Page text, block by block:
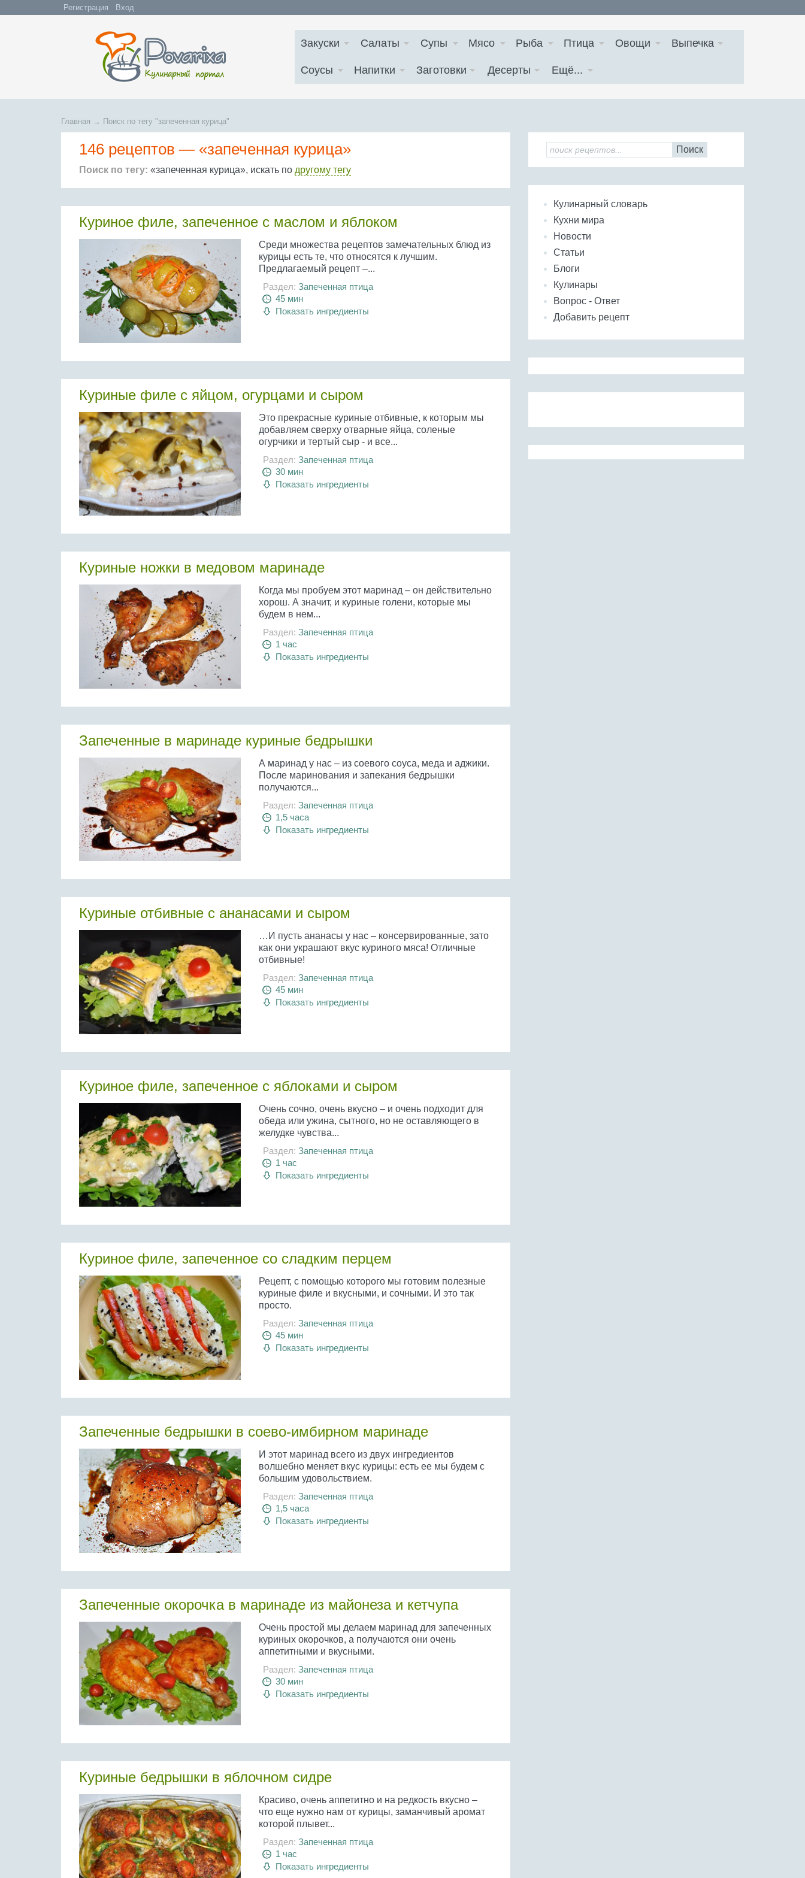
Регистрация Вход
Закуски Салаты Супы Мясо Рыба Птица Овощи Выпечка
Соусы Напитки Заготовки Десерты Ещё...
Главная → Поиск по тегу "запеченная курица"
146 рецептов — «запеченная курица»
Поиск по тегу: «запеченная курица», искать по другому тегу
Куриное филе, запеченное с маслом и яблоком
Среди множества рецептов замечательных блюд из
курицы есть те, что относятся к лучшим.
Предлагаемый рецепт –...
Раздел: Запеченная птица
45 мин
Показать ингредиенты
Куриные филе с яйцом, огурцами и сыром
Это прекрасные куриные отбивные, к которым мы
добавляем сверху отварные яйца, соленые
огурчики и тертый сыр - и все...
Раздел: Запеченная птица
30 мин
Показать ингредиенты
Куриные ножки в медовом маринаде
Когда мы пробуем этот маринад – он действительно
хорош. А значит, и куриные голени, которые мы
будем в нем...
Раздел: Запеченная птица
1 час
Показать ингредиенты
Запеченные в маринаде куриные бедрышки
А маринад у нас – из соевого соуса, меда и аджики.
После маринования и запекания бедрышки
получаются...
Раздел: Запеченная птица
1,5 часа
Показать ингредиенты
Куриные отбивные с ананасами и сыром
…И пусть ананасы у нас – консервированные, зато
как они украшают вкус куриного мяса! Отличные
отбивные!
Раздел: Запеченная птица
45 мин
Показать ингредиенты
Куриное филе, запеченное с яблоками и сыром
Очень сочно, очень вкусно – и очень подходит для
обеда или ужина, сытного, но не оставляющего в
желудке чувства...
Раздел: Запеченная птица
1 час
Показать ингредиенты
Куриное филе, запеченное со сладким перцем
Рецепт, с помощью которого мы готовим полезные
куриные филе и вкусными, и сочными. И это так
просто.
Раздел: Запеченная птица
45 мин
Показать ингредиенты
Запеченные бедрышки в соево-имбирном маринаде
И этот маринад всего из двух ингредиентов
волшебно меняет вкус курицы: есть ее мы будем с
большим удовольствием.
Раздел: Запеченная птица
1,5 часа
Показать ингредиенты
Запеченные окорочка в маринаде из майонеза и кетчупа
Очень простой мы делаем маринад для запеченных
куриных окорочков, а получаются они очень
аппетитными и вкусными.
Раздел: Запеченная птица
30 мин
Показать ингредиенты
Куриные бедрышки в яблочном сидре
Красиво, очень аппетитно и на редкость вкусно –
что еще нужно нам от курицы, заманчивый аромат
которой плывет...
Раздел: Запеченная птица
1 час
Показать ингредиенты
Поиск
Кулинарный словарь
Кухни мира
Новости
Статьи
Блоги
Кулинары
Вопрос - Ответ
Добавить рецепт